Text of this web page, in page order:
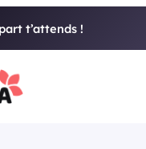
t’attends !